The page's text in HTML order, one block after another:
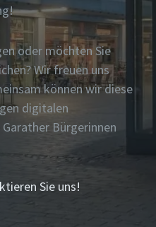
oder möchten Sie
Wir freuen uns
können wir diese
digitalen
Bürgerinnen
Sie uns!